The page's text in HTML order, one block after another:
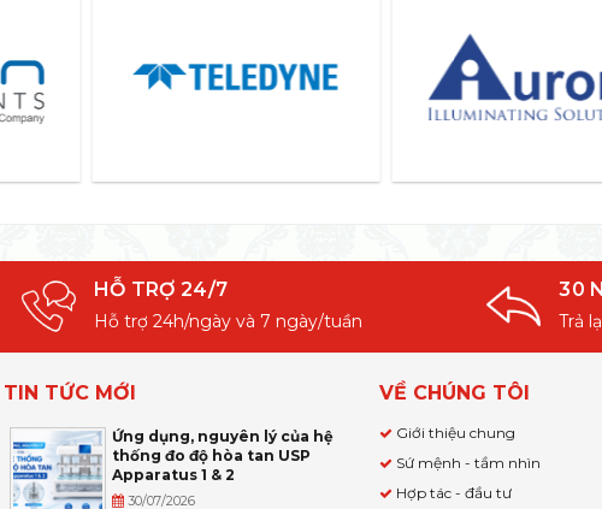
HỖ TRỢ 24/7
Hỗ trợ 24h/ngày và 7 ngày/tuần
30
Trả
TIN TỨC MỚI
Ứng dụng, nguyên lý của hệ
thống đo độ hòa tan USP
Apparatus 1 & 2
30/07/2026
VỀ CHÚNG TÔI
Giới thiệu chung
Sứ mệnh - tầm nhìn
Hợp tác - đầu tư